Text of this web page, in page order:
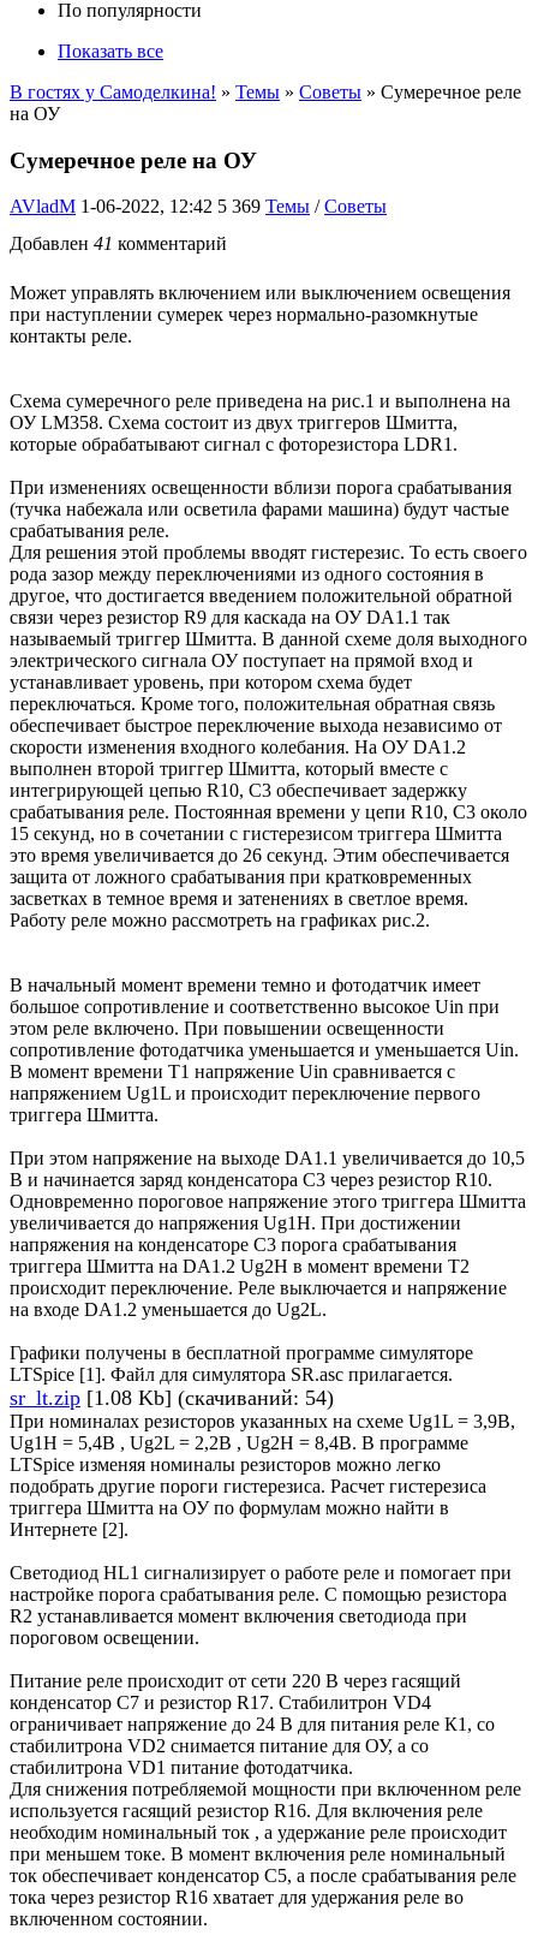
По популярности
Показать все
В гостях у Самоделкина! » Темы » Советы » Сумеречное реле
на ОУ
Сумеречное реле на ОУ
AVladM 1-06-2022, 12:42 5 369 Темы /Советы
Добавлен 41 комментарий
Может управлять включением или выключением освещения
при наступлении сумерек через нормально-разомкнутые
контакты реле.
Схема сумеречного реле приведена на рис.1 и выполнена на
ОУ LM358. Схема состоит из двух триггеров Шмитта,
которые обрабатывают сигнал с фоторезистора LDR1.
При изменениях освещенности вблизи порога срабатывания
(тучка набежала или осветила фарами машина) будут частые
срабатывания реле.
Для решения этой проблемы вводят гистерезис. То есть своего
рода зазор между переключениями из одного состояния в
другое, что достигается введением положительной обратной
связи через резистор R9 для каскада на ОУ DA1.1 так
называемый триггер Шмитта. В данной схеме доля выходного
электрического сигнала ОУ поступает на прямой вход и
устанавливает уровень, при котором схема будет
переключаться. Кроме того, положительная обратная связь
обеспечивает быстрое переключение выхода независимо от
скорости изменения входного колебания. На ОУ DA1.2
выполнен второй триггер Шмитта, который вместе с
интегрирующей цепью R10, C3 обеспечивает задержку
срабатывания реле. Постоянная времени у цепи R10, C3 около
15 секунд, но в сочетании с гистерезисом триггера Шмитта
это время увеличивается до 26 секунд. Этим обеспечивается
защита от ложного срабатывания при кратковременных
засветках в темное время и затенениях в светлое время.
Работу реле можно рассмотреть на графиках рис.2.
В начальный момент времени темно и фотодатчик имеет
большое сопротивление и соответственно высокое Uin при
этом реле включено. При повышении освещенности
сопротивление фотодатчика уменьшается и уменьшается Uin.
В момент времени Т1 напряжение Uin сравнивается с
напряжением Ug1L и происходит переключение первого
триггера Шмитта.
При этом напряжение на выходе DA1.1 увеличивается до 10,5
В и начинается заряд конденсатора C3 через резистор R10.
Одновременно пороговое напряжение этого триггера Шмитта
увеличивается до напряжения Ug1H. При достижении
напряжения на конденсаторе С3 порога срабатывания
триггера Шмитта на DA1.2 Ug2H в момент времени Т2
происходит переключение. Реле выключается и напряжение
на входе DA1.2 уменьшается до Ug2L.
Графики получены в бесплатной программе симуляторе
LTSpice [1]. Файл для симулятора SR.asc прилагается.
sr_lt.zip [1.08 Kb] (скачиваний: 54)
При номиналах резисторов указанных на схеме Ug1L = 3,9В,
Ug1H = 5,4В , Ug2L = 2,2В , Ug2H = 8,4В. В программе
LTSpice изменяя номиналы резисторов можно легко
подобрать другие пороги гистерезиса. Расчет гистерезиса
триггера Шмитта на ОУ по формулам можно найти в
Интернете [2].
Светодиод HL1 сигнализирует о работе реле и помогает при
настройке порога срабатывания реле. C помощью резистора
R2 устанавливается момент включения светодиода при
пороговом освещении.
Питание реле происходит от сети 220 В через гасящий
конденсатор С7 и резистор R17. Стабилитрон VD4
ограничивает напряжение до 24 В для питания реле К1, со
стабилитрона VD2 снимается питание для ОУ, а со
стабилитрона VD1 питание фотодатчика.
Для снижения потребляемой мощности при включенном реле
используется гасящий резистор R16. Для включения реле
необходим номинальный ток , а удержание реле происходит
при меньшем токе. В момент включения реле номинальный
ток обеспечивает конденсатор С5, а после срабатывания реле
тока через резистор R16 хватает для удержания реле во
включенном состоянии.